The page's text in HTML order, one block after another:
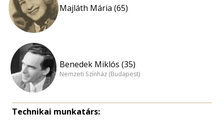
Majláth Mária (65)
Benedek Miklós (35)
Nemzeti Színház (Budapest)
Technikai munkatárs: